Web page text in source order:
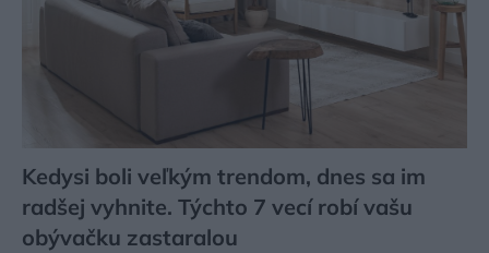
Kedysi boli veľkým trendom, dnes sa im
radšej vyhnite. Týchto 7 vecí robí vašu
obývačku zastaralou